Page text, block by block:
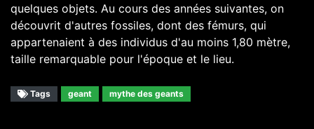
quelques objets. Au cours des années suivantes, on
découvrit d'autres fossiles, dont des fémurs, qui
appartenaient à des individus d'au moins 1,80 mètre,
taille remarquable pour l'époque et le lieu.
Tags geant mythe des geants